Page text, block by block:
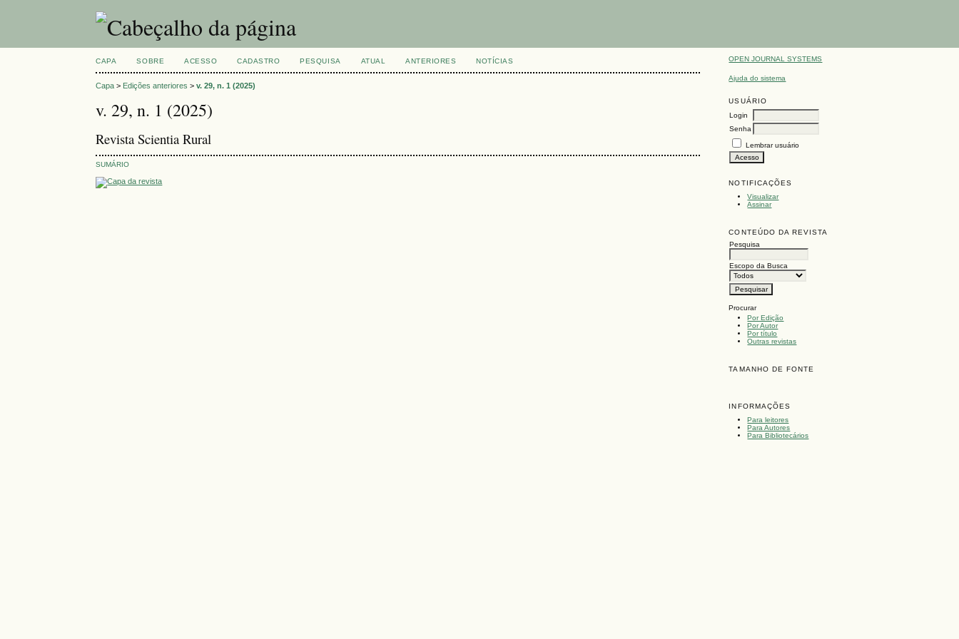
OPEN JOURNAL SYSTEMS
Ajuda do sistema
USUÁRIO
Login
Senha
Lembrar usuário
NOTIFICAÇÕES
Visualizar
Assinar
CONTEÚDO DA REVISTA
Pesquisa
Escopo da Busca
Procurar
Por Edição
Por Autor
Por título
Outras revistas
TAMANHO DE FONTE
INFORMAÇÕES
Para leitores
Para Autores
Para Bibliotecários
CAPA SOBRE ACESSO CADASTRO PESQUISA ATUAL ANTERIORES NOTÍCIAS
Capa > Edições anteriores >v. 29, n. 1 (2025)
v. 29, n. 1 (2025)
Revista Scientia Rural
SUMÁRIO